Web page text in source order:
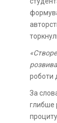
роботи
За
глибше